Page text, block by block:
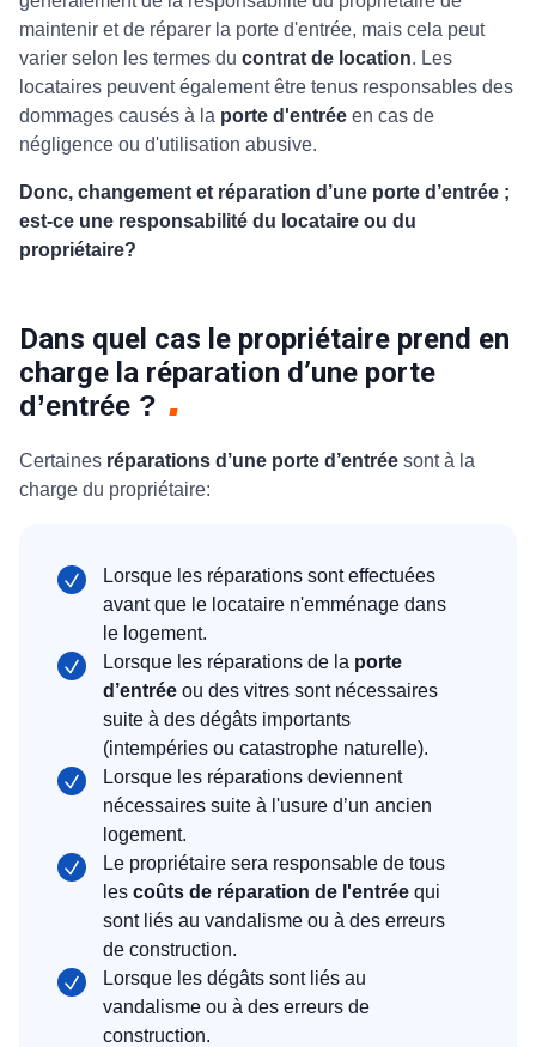
maintenir et de réparer la porte d'entrée, mais cela peut
varier selon les termes du contrat de location. Les
locataires peuvent également être tenus responsables des
dommages causés à la porte d'entrée en cas de
négligence ou d'utilisation abusive.
Donc, changement et réparation d’une porte d’entrée ;
est-ce une responsabilité du locataire ou du
propriétaire?
Dans quel cas le propriétaire prend en
charge la réparation d’une porte
d’entrée ?
Certaines réparations d’une porte d’entrée sont à la
charge du propriétaire:
Lorsque les réparations sont effectuées
avant que le locataire n'emménage dans
le logement.
Lorsque les réparations de la porte
d’entrée ou des vitres sont nécessaires
suite à des dégâts importants
(intempéries ou catastrophe naturelle).
Lorsque les réparations deviennent
nécessaires suite à l'usure d’un ancien
logement.
Le propriétaire sera responsable de tous
les coûts de réparation de l'entrée qui
sont liés au vandalisme ou à des erreurs
de construction.
Lorsque les dégâts sont liés au
vandalisme ou à des erreurs de
construction.